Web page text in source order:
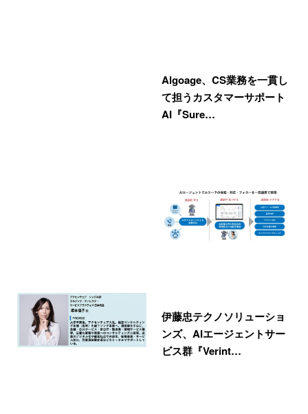
Algoage、CS業務を一貫し
て担うカスタマーサポート
AI『Sure…
伊藤忠テクノソリューショ
ンズ、AIエージェントサー
ビス群『Verint…